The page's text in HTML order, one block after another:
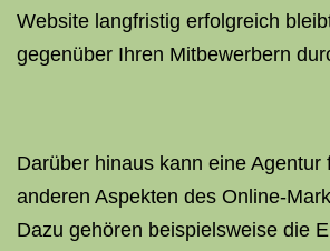
Website langfristig erfolgreich
gegenüber Ihren Mitbewerbern
Darüber hinaus kann eine Agentur
anderen Aspekten des Online-
Dazu gehören beispielsweise die